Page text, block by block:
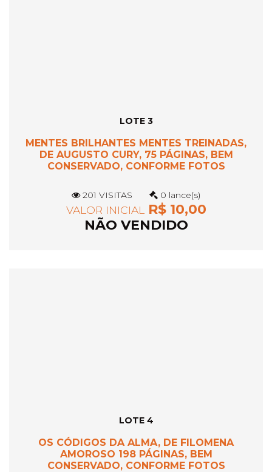
LOTE 3
MENTES BRILHANTES MENTES TREINADAS,
DE AUGUSTO CURY, 75 PÁGINAS, BEM
CONSERVADO, CONFORME FOTOS
201 VISITAS 0 lance(s)
VALOR INICIAL R$ 10,00
NÃO VENDIDO
LOTE 4
OS CÓDIGOS DA ALMA, DE FILOMENA
AMOROSO 198 PÁGINAS, BEM
CONSERVADO, CONFORME FOTOS